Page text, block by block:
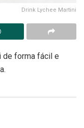
Drink Lychee Martini
de forma fácil e